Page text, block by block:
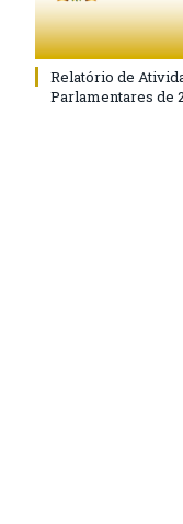
Relatório de
Parlamentares de